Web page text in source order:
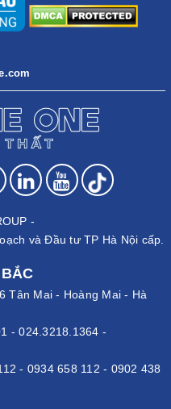
-
và Đầu tư TP Hà Nội cấp.
Tân Mai - Hoàng Mai - Hà
-024.3218.1364 -
- 0934 658 112 - 0902 438